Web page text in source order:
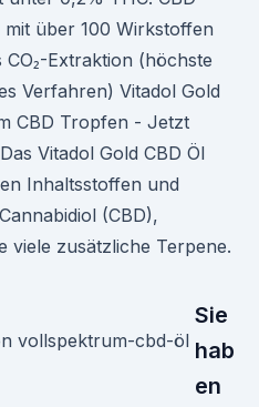
über 100 Wirkstoffen
Extraktion (höchste
Verfahren) Vitadol Gold
CBD Tropfen - Jetzt
Vitadol Gold CBD Öl
Inhaltsstoffen und
(CBD),
viele zusätzliche Terpene.
Sie
hab
en